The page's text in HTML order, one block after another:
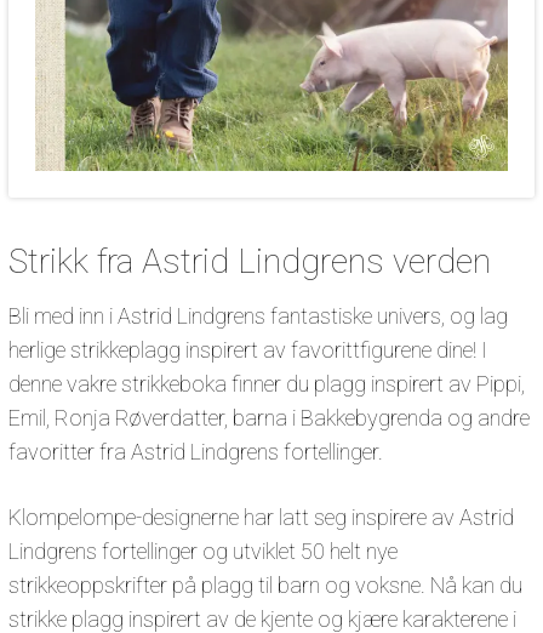
Strikk fra Astrid Lindgrens verden
Bli med inn i Astrid Lindgrens fantastiske univers, og lag
herlige strikkeplagg inspirert av favorittfigurene dine! I
denne vakre strikkeboka finner du plagg inspirert av Pippi,
Emil, Ronja Røverdatter, barna i Bakkebygrenda og andre
favoritter fra Astrid Lindgrens fortellinger.
Klompelompe-designerne har latt seg inspirere av Astrid
Lindgrens fortellinger og utviklet 50 helt nye
strikkeoppskrifter på plagg til barn og voksne. Nå kan du
strikke plagg inspirert av de kjente og kjære karakterene i